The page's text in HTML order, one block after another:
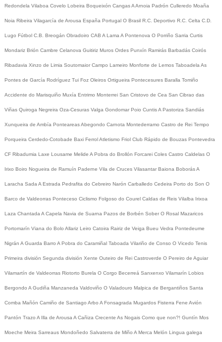
Redondela Vilaboa Covelo Lobeira Boqueixón CangasA Arnoia Padrón Culleredo Moaña
Noia Ribeira Vilagarcía de Arousa España Portugal O Brasil R.C. Deportivo R.C. Celta C.D.
Lugo Fútbol C.B. Breogán Obradoiro CAB A Lama A Pontenova O Porriño Sarria Curtis
Mondariz Brión Cambre Celanova Guitiriz Muros Ordes Punxín Ramirás Barbadás Coirós
Ribadavia Xinzo de Limia Soutomaior Campo Lameiro Monforte de Lemos Taboadela As
Pontes de García Rodríguez Tui Foz Oleiros Ortigueira Pontecesures Baralla Tomiño
Accidente do Marisquiño Muxía Entrimo Monterrei San Cristovo de Cea San Cibrao das
Viñas Quiroga Negreira Oza-Cesuras Valga Gondomar Poio CuntisA Pastoriza Sandiás
Xunqueira de Ambía PonteareasAbegondo Carnota Montederramo Castro de Rei Tempo
Porqueira Cerdedo-Cotobade Baxi FerrolAtletismo Friol Club Rápido de Bouzas Pontevedra
CF Ribadumia Laxe Lousame Melide A Pobra do Brollón Forcarei Coles Castro Caldelas O
Irixo Boiro Nogueira de Ramuín Paderne Vila de Cruces Vilasantar Baiona BoborásA
Laracha Sada A Estrada Pedrafita do Cebreiro Narón Carballedo Cedeira Porto do Son O
Barco de Valdeorras Ponteceso Ciclismo Folgoso do Courel Caldas de Reis Vilalba Irixoa
Laza Chantada A Capela Navia de Suarna Pazos de Borbén Sober O Rosal Mazaricos
Portomarín Viana do Bolo Allariz Leiro Catoira Rairiz de Veiga Bueu Vedra Pontedeume
Nigrán A Guarda Barro A Pobra do Caramiñal Taboada Vilariño de Conso O Vicedo Tenis
Primeira división Segunda división Xente Outeiro de Rei Castroverde O Pereiro de Aguiar
Vilamartín de Valdeorras Riotorto Burela O Corgo Becerreá Sanxenxo Vilamarín Lobios
Bergondo A Gudiña Manzaneda Valdoviño O Valadouro Malpica de Bergantiños Santa
Comba Mañón Camiño de Santiago Arbo A Fonsagrada Mugardos Fisterra Fene Avión
Pantón Trazo A Illa de Arousa A Cañiza Crecente As Nogais Como que non?! Guntín Mos
Moeche Meira Sarreaus Mondoñedo Salvaterra de Miño A Merca Melón Lingua galega